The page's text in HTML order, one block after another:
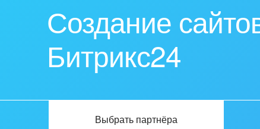
Создание
Битрикс24
Выбрать партнёра